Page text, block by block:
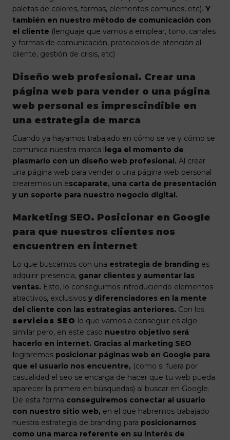
paletas de colores, formas, elementos comunes, etc). Y
también en nuestro método de comunicación con
el cliente (lenguaje que vamos a emplear, tono, canales
y formas de comunicación, protocolos de atención al
cliente, gestión de crisis, etc)
Diseño web profesional. Crear una
página web para vender o una página
web personal es imprescindible en
una estrategia de marca
Cuando ya hayamos trabajado en cómo se ve y cómo se
comunica nuestra marca llega el momento de
plasmarlo con un diseño web profesional. Al crear
una página web para vender o una página web personal
crearemos un escaparate, una carta de presentación
y un soporte para nuestro negocio digital.
Marketing SEO. Posicionar en Google
para que nuestros clientes nos
encuentren en internet
Lo que buscamos con una estrategia de branding es
adquirir presencia, ganar clientes y aumentar las
ventas. Esto, lo conseguimos introduciendo elementos
atractivos, exclusivos y diferenciadores en la mente
del cliente con las estrategias anteriores. Con los
servicios SEO lo que vamos a conseguir es algo
similar pero, en este caso nuestro objetivo será
hacerlo en internet. Gracias al marketing SEO
lograremos posicionar páginas web en Google para
que el usuario nos encuentre, (como si fuera por
casualidad el seo se encarga de hacer que tu web pueda
aparecer la primera en búsquedas) al buscar en Google.
De esta forma conseguiremos conectar al usuario
con nuestro sitio web, en el que habremos trabajado
nuestra estrategia de branding para posicionarnos
como una marca referente en su interés de